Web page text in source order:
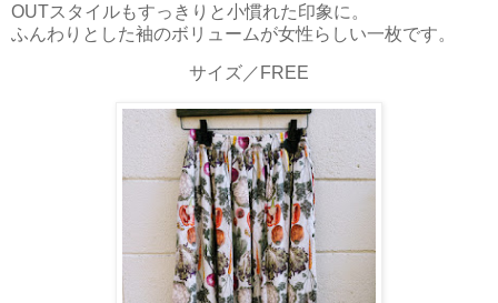
OUTスタイルもすっきりと小慣れた印象に。
ふんわりとした袖のボリュームが女性らしい一枚です。
サイズ／FREE